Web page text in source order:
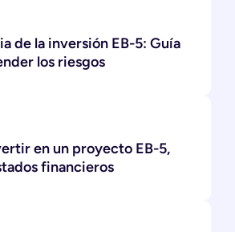
de la inversión EB-5: Guía
los riesgos
en un proyecto EB-5,
financieros